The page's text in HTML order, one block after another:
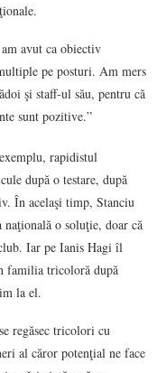
avut ca obiectiv
pe posturi. Am mers
şi staff-ul său, pentru că
sunt pozitive.”
rapidistul
după o testare, după
În acelaşi timp, Stanciu
o soluţie, doar că
Iar pe Ianis Hagi îl
familia tricoloră după
la el.
regăsec tricolori cu
al căror potenţial ne face